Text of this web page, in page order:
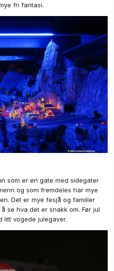
fri fantasi.
som er en gate med sidegater
og som fremdeles har mye
Det er mye fesjå og familier
se hva det er snakk om. Før jul
litt vogede julegaver.